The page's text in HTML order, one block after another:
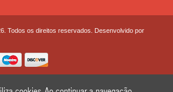
Todos os direitos reservados. Desenvolvido por